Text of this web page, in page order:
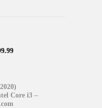
Core i3 –